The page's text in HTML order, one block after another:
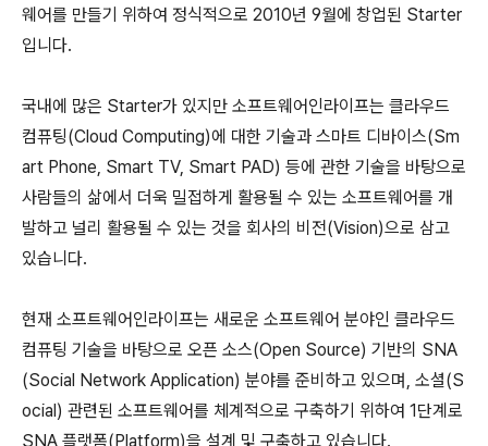
웨어를 만들기 위하여 정식적으로 2010년 9월에 창업된 Starter
입니다.
국내에 많은 Starter가 있지만 소프트웨어인라이프는 클라우드
컴퓨팅(Cloud Computing)에 대한 기술과 스마트 디바이스(Sm
art Phone, Smart TV, Smart PAD) 등에 관한 기술을 바탕으로
사람들의 삶에서 더욱 밀접하게 활용될 수 있는 소프트웨어를 개
발하고 널리 활용될 수 있는 것을 회사의 비전(Vision)으로 삼고
있습니다.
현재 소프트웨어인라이프는 새로운 소프트웨어 분야인 클라우드
컴퓨팅 기술을 바탕으로 오픈 소스(Open Source) 기반의 SNA
(Social Network Application) 분야를 준비하고 있으며, 소셜(S
ocial) 관련된 소프트웨어를 체계적으로 구축하기 위하여 1단계로
SNA 플랫폼(Platform)을 설계 및 구축하고 있습니다.